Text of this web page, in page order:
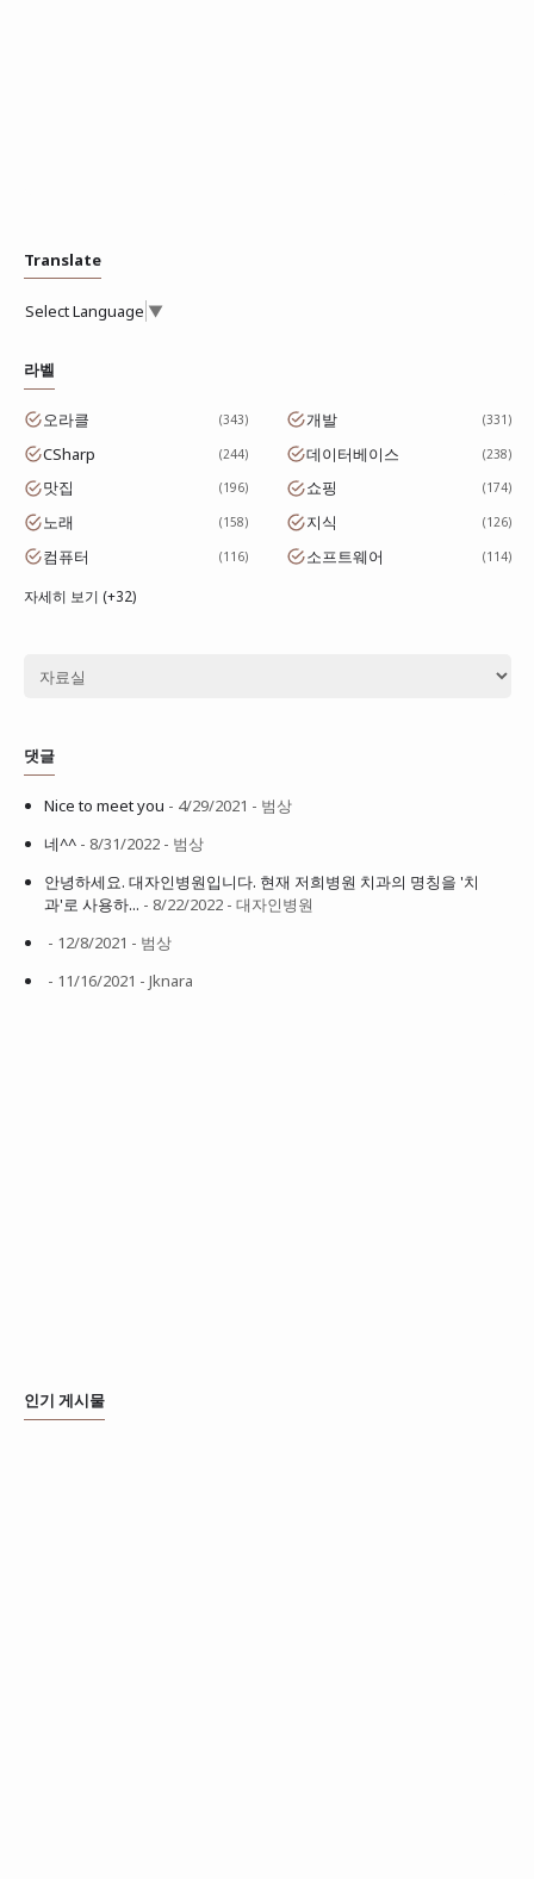
Translate
Select Language ▼
라벨
오라클 343 개발 331
CSharp 244 데이터베이스 238
맛집 196 쇼핑 174
노래 158 지식 126
컴퓨터 116 소프트웨어 114
자세히 보기 (+32)
댓글
Nice to meet you - 4/29/2021 - 범상
네^^ - 8/31/2022 - 범상
안녕하세요. 대자인병원입니다. 현재 저희병원 치과의 명칭을 '치
과'로 사용하... - 8/22/2022 - 대자인병원
- 12/8/2021 - 범상
- 11/16/2021 - Jknara
인기 게시물